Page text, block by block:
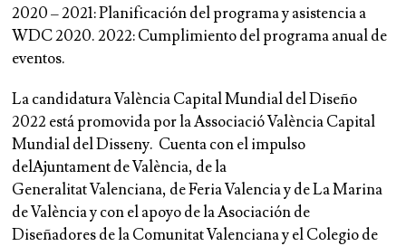
2020 – 2021: Planificación del programa y asistencia a
WDC 2020. 2022: Cumplimiento del programa anual de
eventos.
La candidatura València Capital Mundial del Diseño
2022 está promovida por la Associació València Capital
Mundial del Disseny. Cuenta con el impulso
delAjuntament de València, de la
Generalitat Valenciana, de Feria Valencia y de La Marina
de València y con el apoyo de la Asociación de
Diseñadores de la Comunitat Valenciana y el Colegio de